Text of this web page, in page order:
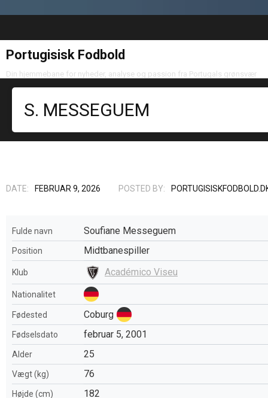
Portugisisk Fodbold
Din hjemmebane for nyheder, analyse og passion fra Portugals grønsvær
S. MESSEGUEM
DATE: FEBRUAR 9, 2026 POSTED BY:
Fulde navn Soufiane Messeguem
Position Midtbanespiller
Klub Académico Viseu
Nationalitet
Fødested Coburg
Fødselsdato februar 5, 2001
Alder 25
Vægt (kg) 76
Højde (cm) 182